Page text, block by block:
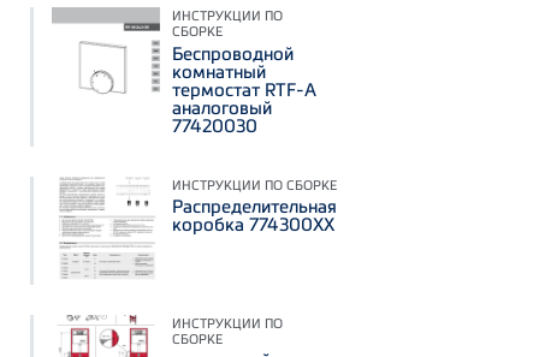
ИНСТРУКЦИИ ПО
СБОРКЕ
Беспроводной
комнатный
термостат RTF-A
аналоговый
77420030
ИНСТРУКЦИИ ПО СБОРКЕ
Распределительная
коробка 774300ХХ
ИНСТРУКЦИИ ПО
СБОРКЕ